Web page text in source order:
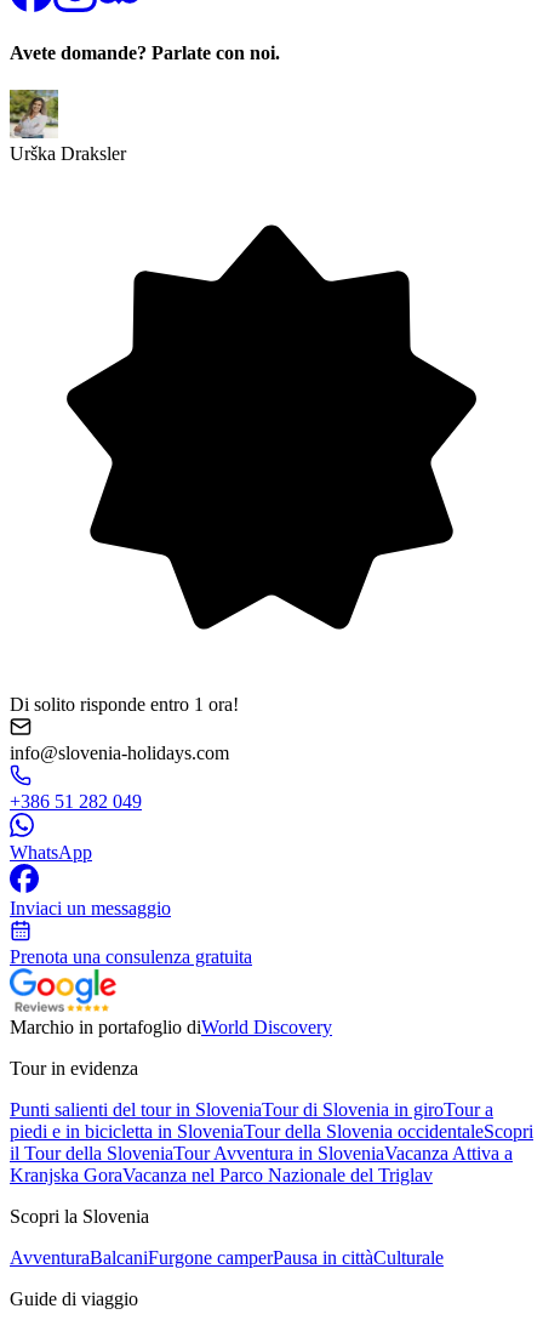
Avete domande? Parlate con noi.
Urška Draksler
Di solito risponde entro 1 ora!
info@slovenia-holidays.com
+386 51 282 049
WhatsApp
Inviaci un messaggio
Prenota una consulenza gratuita
Marchio in portafoglio diWorld Discovery
Tour in evidenza
Punti salienti del tour in SloveniaTour di Slovenia in giroTour a
piedi e in bicicletta in SloveniaTour della Slovenia occidentaleScopri
il Tour della SloveniaTour Avventura in SloveniaVacanza Attiva a
Kranjska GoraVacanza nel Parco Nazionale del Triglav
Scopri la Slovenia
AvventuraBalcaniFurgone camperPausa in cittàCulturale
Guide di viaggio